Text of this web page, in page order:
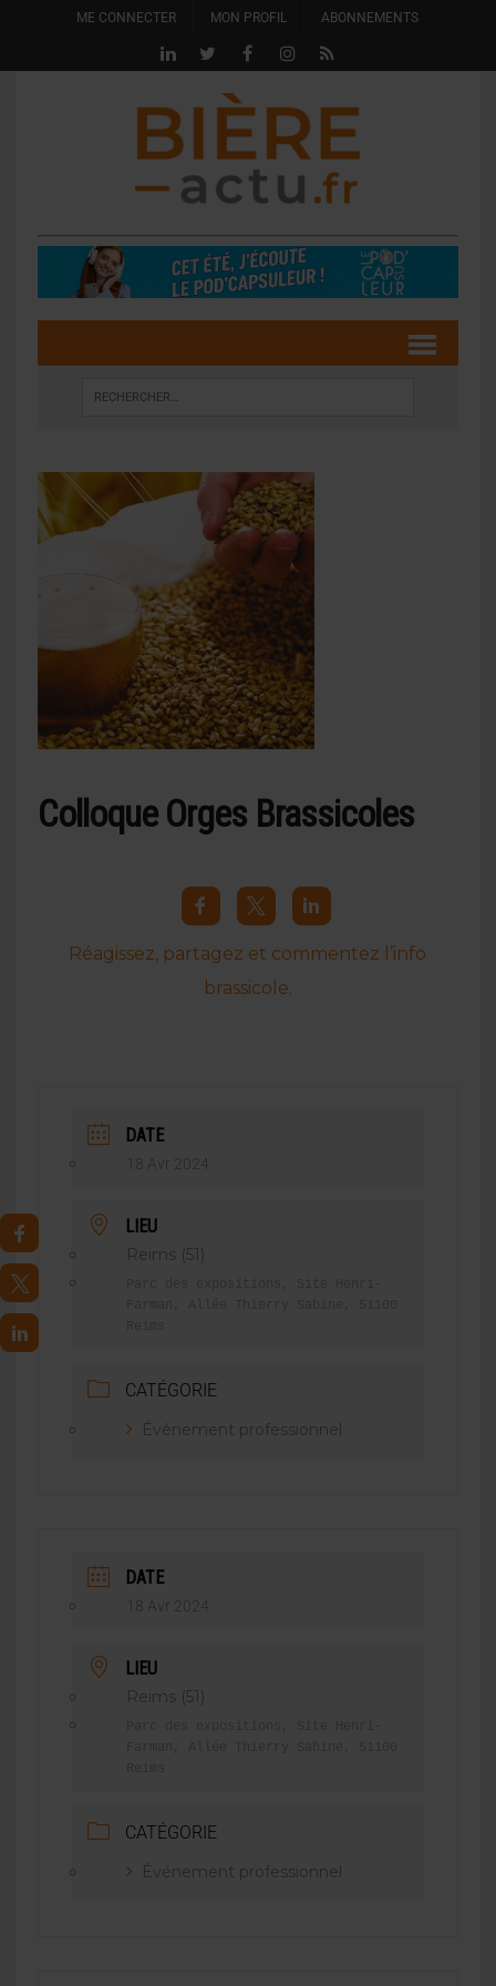
ME CONNECTER MON PROFIL ABONNEMENTS
Colloque Orges Brassicoles
Réagissez, partagez et commentez l’info
brassicole.
DATE
18 Avr 2024
LIEU
Reims (51)
CATÉGORIE
Événement professionnel
DATE
18 Avr 2024
LIEU
Reims (51)
CATÉGORIE
Événement professionnel